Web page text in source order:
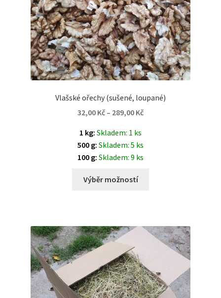
Vlašské ořechy (sušené, loupané)
32,00 Kč – 289,00 Kč
1 kg: Skladem: 1 ks
500 g: Skladem: 5 ks
100 g: Skladem: 9 ks
Výběr možností